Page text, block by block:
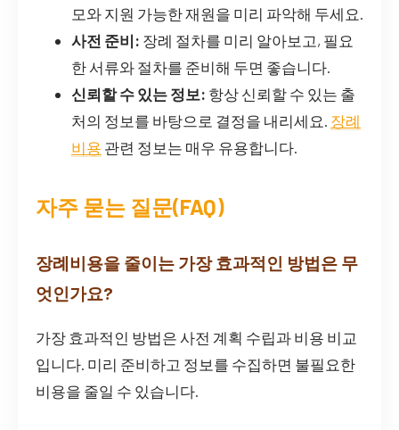
모와 지원 가능한 재원을 미리 파악해 두세요.
사전 준비: 장례 절차를 미리 알아보고, 필요
한 서류와 절차를 준비해 두면 좋습니다.
신뢰할 수 있는 정보: 항상 신뢰할 수 있는 출
처의 정보를 바탕으로 결정을 내리세요. 장례
비용 관련 정보는 매우 유용합니다.
자주 묻는 질문(FAQ)
장례비용을 줄이는 가장 효과적인 방법은 무
엇인가요?
가장 효과적인 방법은 사전 계획 수립과 비용 비교
입니다. 미리 준비하고 정보를 수집하면 불필요한
비용을 줄일 수 있습니다.